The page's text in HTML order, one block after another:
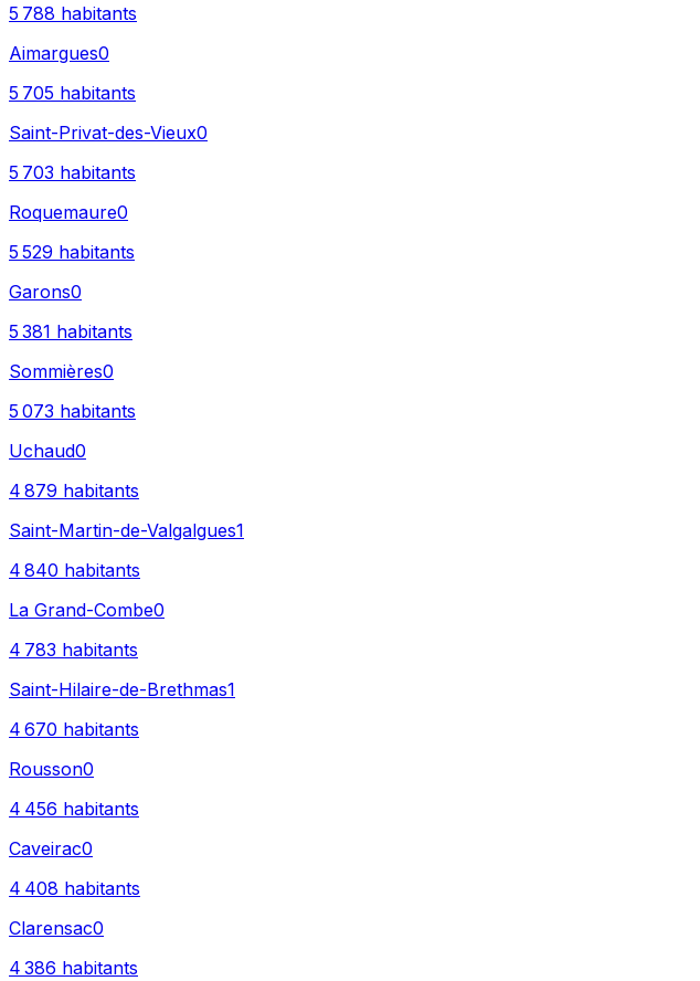
5 788 habitants
Aimargues0
5 705 habitants
Saint-Privat-des-Vieux0
5 703 habitants
Roquemaure0
5 529 habitants
Garons0
5 381 habitants
Sommières0
5 073 habitants
Uchaud0
4 879 habitants
Saint-Martin-de-Valgalgues1
4 840 habitants
La Grand-Combe0
4 783 habitants
Saint-Hilaire-de-Brethmas1
4 670 habitants
Rousson0
4 456 habitants
Caveirac0
4 408 habitants
Clarensac0
4 386 habitants